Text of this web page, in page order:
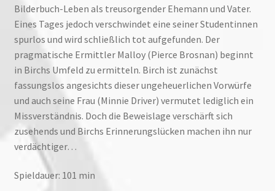
Bilderbuch-Leben als treusorgender Ehemann und Vater.
Eines Tages jedoch verschwindet eine seiner Studentinnen
spurlos und wird schließlich tot aufgefunden. Der
pragmatische Ermittler Malloy (Pierce Brosnan) beginnt
in Birchs Umfeld zu ermitteln. Birch ist zunächst
fassungslos angesichts dieser ungeheuerlichen Vorwürfe
und auch seine Frau (Minnie Driver) vermutet lediglich ein
Missverständnis. Doch die Beweislage verschärft sich
zusehends und Birchs Erinnerungslücken machen ihn nur
verdächtiger…
Spieldauer: 101 min